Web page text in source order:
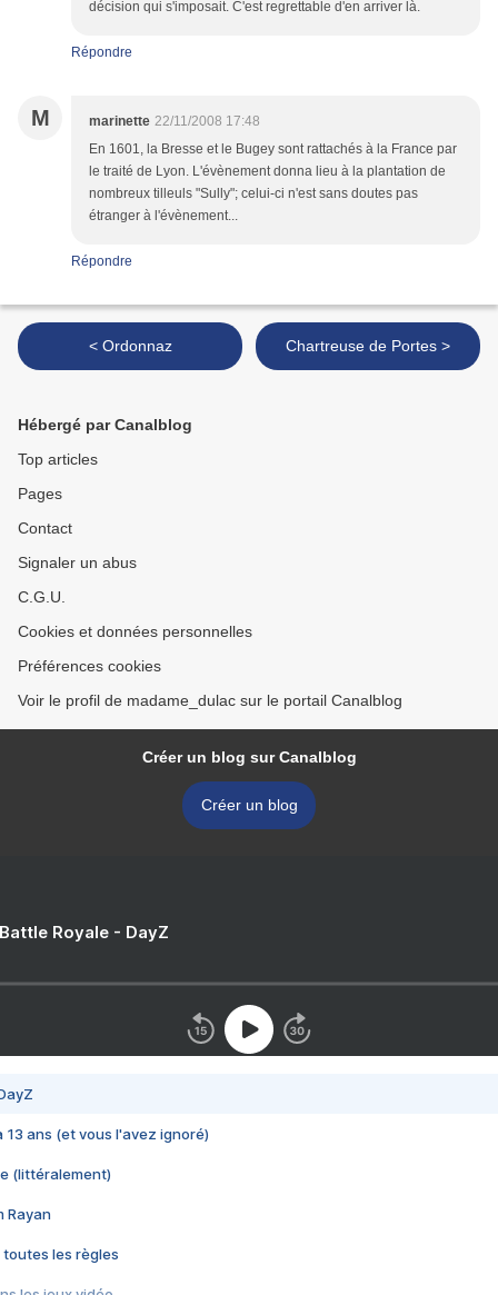
décision qui s'imposait. C'est regrettable d'en arriver là.
Répondre
M marinette 22/11/2008 17:48
En 1601, la Bresse et le Bugey sont rattachés à la France par
le traité de Lyon. L'évènement donna lieu à la plantation de
nombreux tilleuls "Sully"; celui-ci n'est sans doutes pas
étranger à l'évènement...
Répondre
< Ordonnaz Chartreuse de Portes >
Hébergé par Canalblog
Top articles
Pages
Contact
Signaler un abus
C.G.U.
Cookies et données personnelles
Préférences cookies
Voir le profil de madame_dulac sur le portail Canalblog
Créer un blog sur Canalblog
Créer un blog
Royale - DayZ
13 ans (et vous l'avez ignoré)
(littéralement)
Rayan
toutes les règles